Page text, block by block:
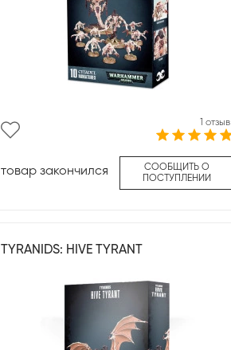
1 отзыв
товар закончился
СООБЩИТЬ О
ПОСТУПЛЕНИИ
TYRANIDS: HIVE TYRANT